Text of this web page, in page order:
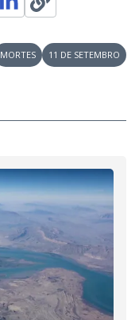
MORTES 11 DE SETEMBRO